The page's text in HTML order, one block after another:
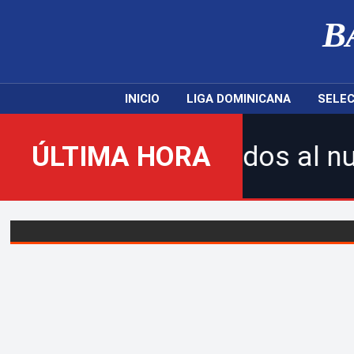
INICIO LIGA DOMINICANA
ÚLTIMA HORA
¡Bienvenidos al nuevo